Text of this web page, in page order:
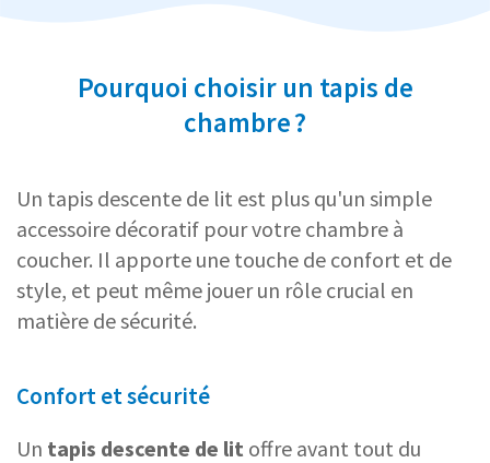
Pourquoi choisir un tapis de
chambre ?
Un tapis descente de lit est plus qu'un simple
accessoire décoratif pour votre chambre à
coucher. Il apporte une touche de confort et de
style, et peut même jouer un rôle crucial en
matière de sécurité.
Confort et sécurité
Un tapis descente de lit offre avant tout du